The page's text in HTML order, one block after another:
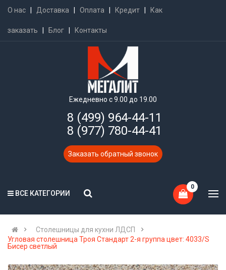
О нас Доставка Оплата Кредит Как
заказать Блог Контакты
Ежедневно с 9.00 до 19.00
8 (499) 964-44-11
8 (977) 780-44-41
Заказать обратный звонок
ВСЕ КАТЕГОРИИ
0
Cтолешницы для кухни ЛДСП
Угловая столешница Троя Стандарт 2-я группа цвет: 4033/S
Бисер светлый